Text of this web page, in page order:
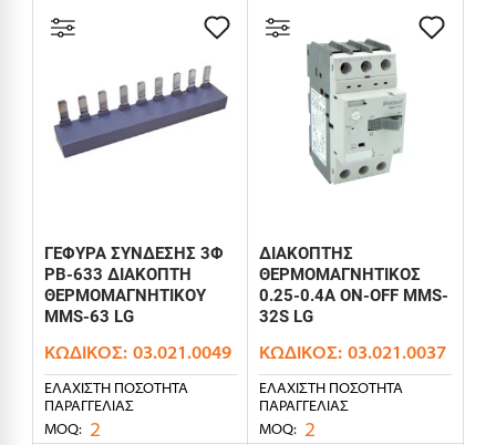
ΓΕΦΥΡΑ ΣΥΝΔΕΣΗΣ 3Φ
PB-633 ΔΙΑΚΟΠΤΗ
ΘΕΡΜΟΜΑΓΝΗΤΙΚΟΥ
MMS-63 LG
ΚΩΔΙΚΌΣ: 03.021.0049
ΕΛΆΧΙΣΤΗ ΠΟΣΌΤΗΤΑ
ΠΑΡΑΓΓΕΛΊΑΣ
MOQ: 2
ΔΙΑΚΟΠΤΗΣ
ΘΕΡΜΟΜΑΓΝΗΤΙΚΟΣ
0.25-0.4Α ON-OFF MMS-
32S LG
ΚΩΔΙΚΌΣ: 03.021.0037
ΕΛΆΧΙΣΤΗ ΠΟΣΌΤΗΤΑ
ΠΑΡΑΓΓΕΛΊΑΣ
MOQ: 2